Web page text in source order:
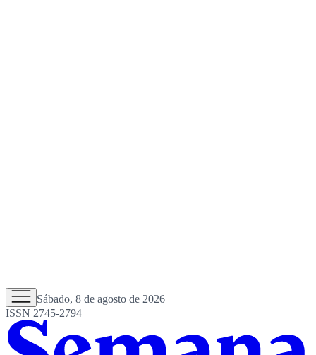
Sábado, 8 de agosto de 2026
ISSN 2745-2794